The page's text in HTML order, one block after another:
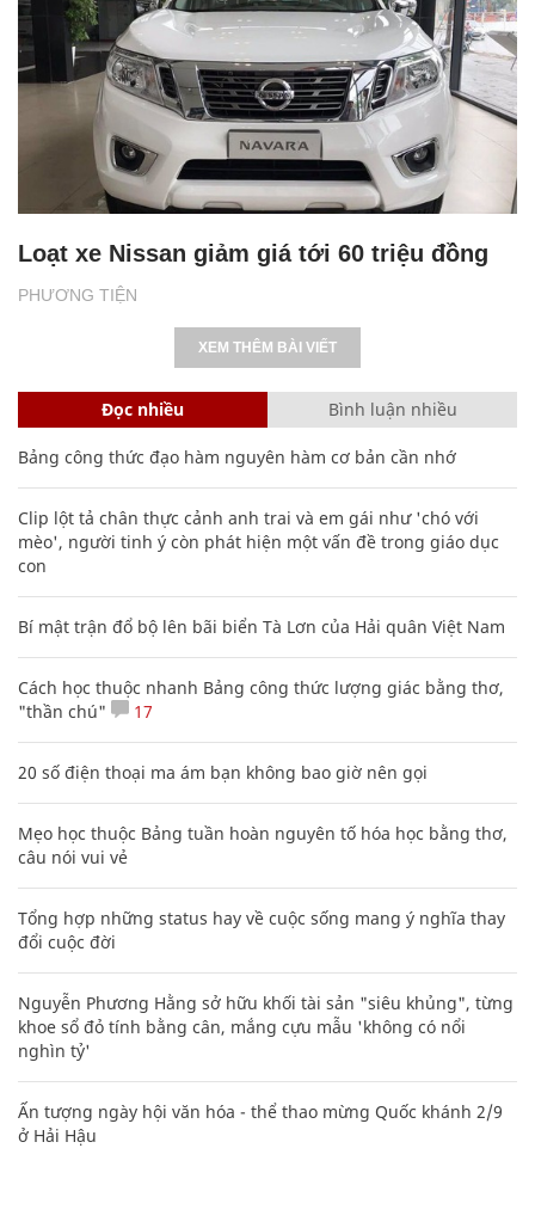
PHƯƠNG TIỆN
Loạt xe Nissan giảm giá tới 60 triệu đồng
XEM THÊM BÀI VIẾT
Đọc nhiều Bình luận nhiều
Bảng công thức đạo hàm nguyên hàm cơ bản cần nhớ
Clip lột tả chân thực cảnh anh trai và em gái như 'chó với
mèo', người tinh ý còn phát hiện một vấn đề trong giáo dục
con
Bí mật trận đổ bộ lên bãi biển Tà Lơn của Hải quân Việt Nam
Cách học thuộc nhanh Bảng công thức lượng giác bằng thơ,
"thần chú"
17
20 số điện thoại ma ám bạn không bao giờ nên gọi
Mẹo học thuộc Bảng tuần hoàn nguyên tố hóa học bằng thơ,
câu nói vui vẻ
Tổng hợp những status hay về cuộc sống mang ý nghĩa thay
đổi cuộc đời
Nguyễn Phương Hằng sở hữu khối tài sản "siêu khủng", từng
khoe sổ đỏ tính bằng cân, mắng cựu mẫu 'không có nổi
nghìn tỷ'
Ấn tượng ngày hội văn hóa - thể thao mừng Quốc khánh 2/9
ở Hải Hậu